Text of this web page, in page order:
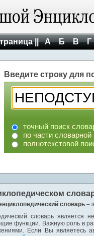
|| А Б В Г
Введите строку для
точный поиск
по части словарной
полнотекстовой
словарь –
словарь является
функции. Важную роль в
Если Вы являетесь